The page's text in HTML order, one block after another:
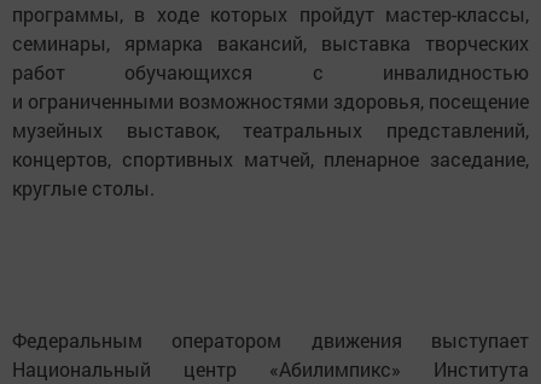
программы, в ходе которых пройдут мастер-классы,
семинары, ярмарка вакансий, выставка творческих
работ обучающихся с инвалидностью
и ограниченными возможностями здоровья, посещение
музейных выставок, театральных представлений,
концертов, спортивных матчей, пленарное заседание,
круглые столы.
Федеральным оператором движения выступает
Национальный центр «Абилимпикс» Института